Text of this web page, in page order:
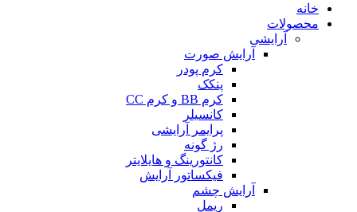
خانه
محصولات
آرایشی
آرایش صورت
کرم پودر
پنکک
کرم BB و کرم CC
کانسیلر
پرایمر آرایشی
رژ گونه
کانتورینگ و هایلایتر
فیکساتور آرایش
آرایش چشم
ریمل